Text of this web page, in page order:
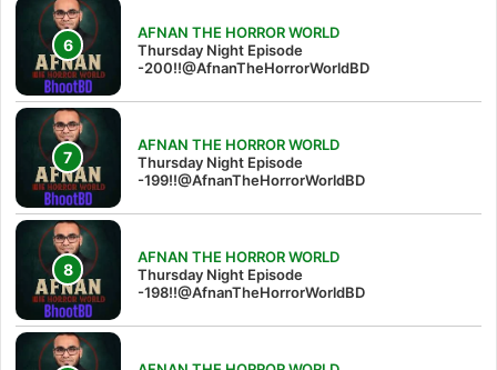
AFNAN THE HORROR WORLD
Thursday Night Episode
-200!!@AfnanTheHorrorWorldBD
AFNAN THE HORROR WORLD
Thursday Night Episode
-199!!@AfnanTheHorrorWorldBD
AFNAN THE HORROR WORLD
Thursday Night Episode
-198!!@AfnanTheHorrorWorldBD